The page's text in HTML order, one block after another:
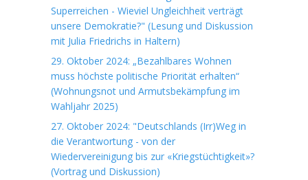
Superreichen - Wieviel Ungleichheit verträgt
unsere Demokratie?" (Lesung und Diskussion
mit Julia Friedrichs in Haltern)
29. Oktober 2024: „Bezahlbares Wohnen
muss höchste politische Priorität erhalten“
(Wohnungsnot und Armutsbekämpfung im
Wahljahr 2025)
27. Oktober 2024: "Deutschlands (Irr)Weg in
die Verantwortung - von der
Wiedervereinigung bis zur «Kriegstüchtigkeit»?
(Vortrag und Diskussion)